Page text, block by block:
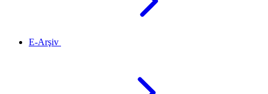
E-Arşiv